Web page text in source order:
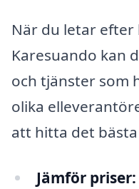
När du letar efter
Karesuando kan
och tjänster som
olika
att hitta det
Jämför priser: